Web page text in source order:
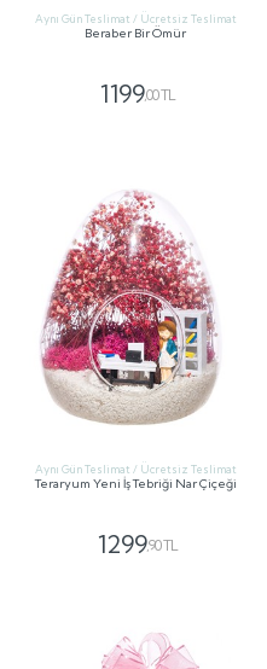
Aynı Gün Teslimat / Ücretsiz Teslimat
Beraber Bir Ömür
1199,00 TL
Aynı Gün Teslimat / Ücretsiz Teslimat
Teraryum Yeni İş Tebriği Nar Çiçeği
1299,90 TL